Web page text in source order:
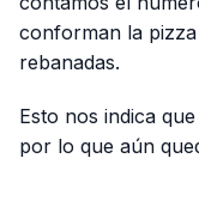
conforman la
rebanadas.
Esto nos indica
por lo que aún